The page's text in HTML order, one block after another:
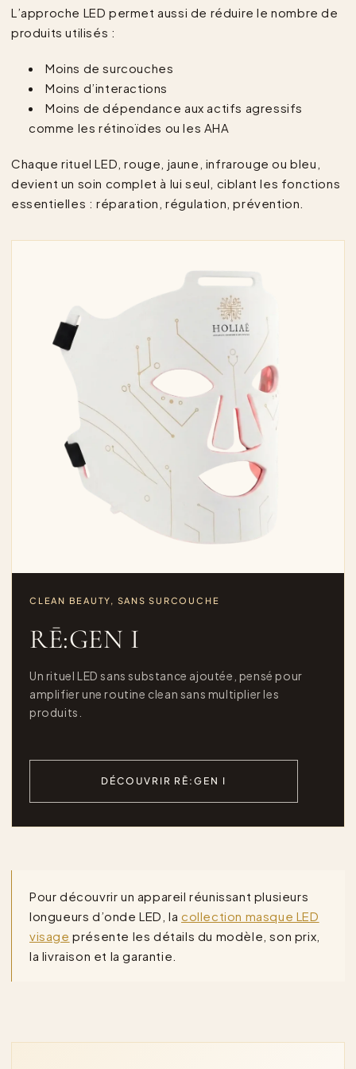
L’approche LED permet aussi de réduire le nombre de
produits utilisés :
Moins de surcouches
Moins d’interactions
Moins de dépendance aux actifs agressifs
comme les rétinoïdes ou les AHA
Chaque rituel LED, rouge, jaune, infrarouge ou bleu,
devient un soin complet à lui seul, ciblant les fonctions
essentielles : réparation, régulation, prévention.
CLEAN BEAUTY, SANS SURCOUCHE
RĒ:GEN I
Un rituel LED sans substance ajoutée, pensé pour
amplifier une routine clean sans multiplier les
produits.
DÉCOUVRIR RĒ:GEN I
Pour découvrir un appareil réunissant plusieurs
longueurs d’onde LED, lacollection masque LED
visage présente les détails du modèle, son prix,
la livraison et la garantie.